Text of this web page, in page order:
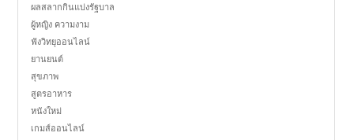
ผลสลากกินแบ่งรัฐบาล
ผู้หญิง ความงาม
ฟังวิทยุออนไลน์
ยานยนต์
สุขภาพ
สูตรอาหาร
หนังใหม่
เกมส์ออนไลน์